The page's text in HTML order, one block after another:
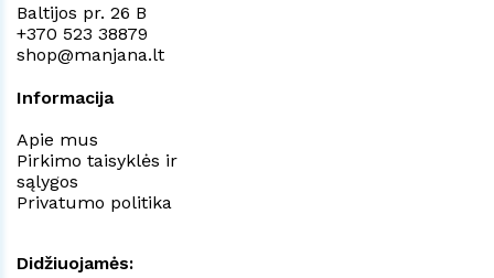
Baltijos pr. 26 B
+370 523 38879
shop@manjana.lt
Informacija
Apie mus
Pirkimo taisyklės ir
sąlygos
Privatumo politika
Didžiuojamės: